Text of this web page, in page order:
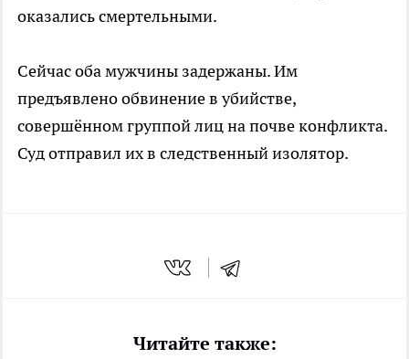
оказались смертельными.
Сейчас оба мужчины задержаны. Им
предъявлено обвинение в убийстве,
совершённом группой лиц на почве конфликта.
Суд отправил их в следственный изолятор.
Читайте также: